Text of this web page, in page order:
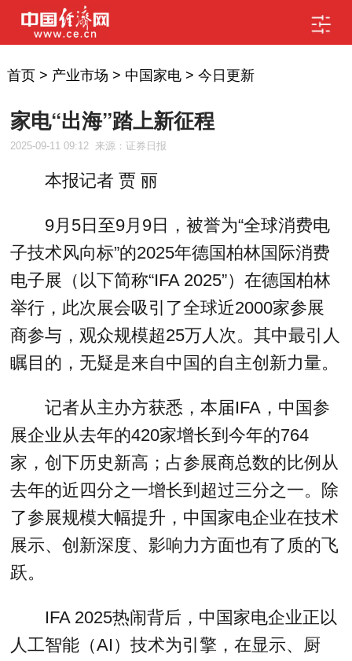
首页> 产业市场 > 中国家电> 今日更新
家电“出海”踏上新征程
2025-09-11 09:12 来源：证券日报
本报记者 贾 丽
9月5日至9月9日，被誉为“全球消费电
子技术风向标”的2025年德国柏林国际消费
电子展（以下简称“IFA 2025”）在德国柏林
举行，此次展会吸引了全球近2000家参展
商参与，观众规模超25万人次。其中最引人
瞩目的，无疑是来自中国的自主创新力量。
记者从主办方获悉，本届IFA，中国参
展企业从去年的‌420家‌增长到今年的764
家，创下历史新高；占参展商总数的比例从
去年的近四分之一增长到超过三分之一。除
了参展规模大幅提升，中国家电企业在技术
展示、创新深度、影响力方面也有了质的飞
跃。
IFA 2025热闹背后，中国家电企业正以
人工智能（AI）技术为引擎，在显示、厨